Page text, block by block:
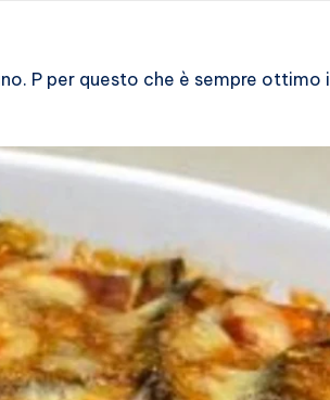
P per questo che è sempre